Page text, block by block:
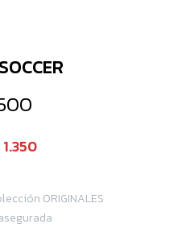
1.350
ORIGINALES